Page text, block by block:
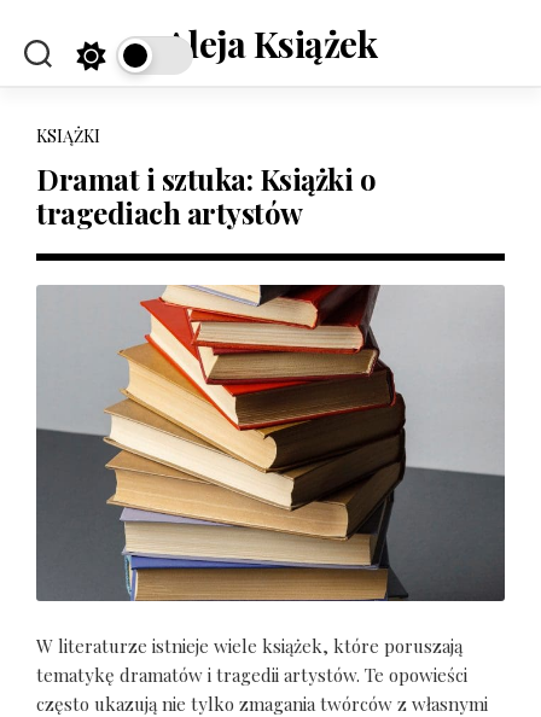
content
Aleja Książek
KSIĄŻKI
Dramat i sztuka: Książki o
tragediach artystów
W literaturze istnieje wiele książek, które poruszają
tematykę dramatów i tragedii artystów. Te opowieści
często ukazują nie tylko zmagania twórców z własnymi